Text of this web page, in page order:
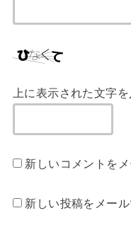
上に表示された文字
新しいコメントを
新しい投稿をメー